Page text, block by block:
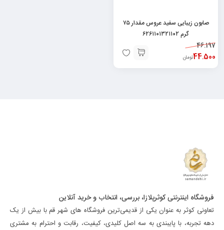
صابون زیبایی سفید عروس مقدار ۷۵
گرم ۶۲۶۱۱۰۱۳۲۱۱۰۲
46.197
44.500تومان
فروشگاه اینترنتی کوثرپلازا، بررسی، انتخاب و خرید آنلاین
تعاونی کوثر به عنوان یکی از قدیمی‌ترین فروشگاه های شهر قم با بیش از یک
دهه تجربه، با پایبندی به سه اصل کلیدی، کیفیت، رقابت و احترام به مشتری